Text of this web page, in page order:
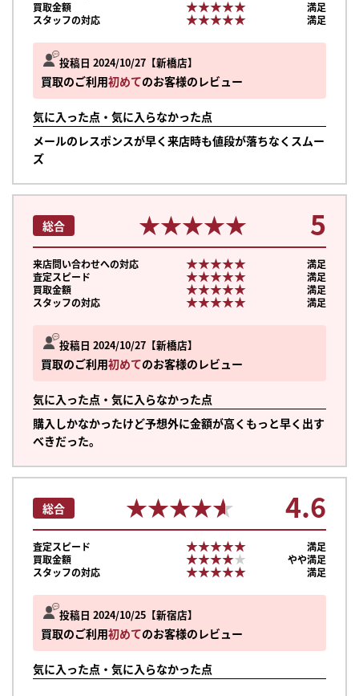
投稿日 2024/10/27 新橋店
買取のご利用初めてのお客様のレビュー
気に入った点・気に入らなかった点
メールのレスポンスが早く来店時も値段が落ちなくスムー
ズ
買取金額
★★★★★
★★★★★
満足
スタッフの対応
★★★★★
★★★★★ 満足
投稿日 2024/10/27 新橋店
買取のご利用初めてのお客様のレビュー
気に入った点・気に入らなかった点
購入しかなかったけど予想外に金額が高くもっと早く出す
べきだった。
総合 ★★★★★
★★★★★ 5
来店問い合わせへの対応 ★★★★★
★★★★★
満足
査定スピード
★★★★★
★★★★★
満足
買取金額
★★★★★
★★★★★
満足
スタッフの対応
★★★★★
★★★★★ 満足
投稿日 2024/10/25 新宿店
買取のご利用初めてのお客様のレビュー
気に入った点・気に入らなかった点
総合 ★★★★★
★★★★★ 4.6
査定スピード ★★★★★
★★★★★
満足
買取金額
★★★★★
★★★★★
やや満足
スタッフの対応
★★★★★
★★★★★ 満足